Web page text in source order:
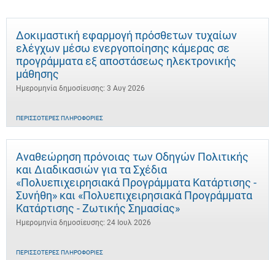
Δοκιμαστική εφαρμογή πρόσθετων τυχαίων
ελέγχων μέσω ενεργοποίησης κάμερας σε
προγράμματα εξ αποστάσεως ηλεκτρονικής
μάθησης
Ημερομηνία δημοσίευσης: 3 Αυγ 2026
ΠΕΡΙΣΣΌΤΕΡΕΣ ΠΛΗΡΟΦΟΡΊΕΣ
Αναθεώρηση πρόνοιας των Οδηγών Πολιτικής
και Διαδικασιών για τα Σχέδια
«Πολυεπιχειρησιακά Προγράμματα Κατάρτισης -
Συνήθη» και «Πολυεπιχειρησιακά Προγράμματα
Κατάρτισης - Ζωτικής Σημασίας»
Ημερομηνία δημοσίευσης: 24 Ιουλ 2026
ΠΕΡΙΣΣΌΤΕΡΕΣ ΠΛΗΡΟΦΟΡΊΕΣ